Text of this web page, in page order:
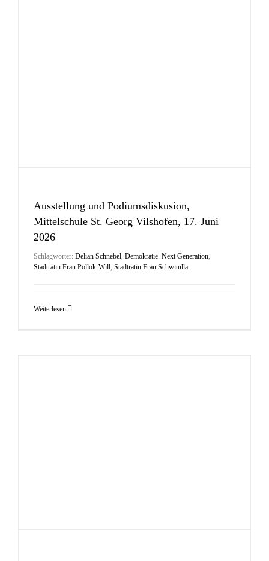
Ausstellung und Podiumsdiskusion,
Mittelschule St. Georg Vilshofen, 17. Juni
2026
Schlagwörter: Delian Schnebel, Demokratie. Next Generation,
Stadträtin Frau Pollok-Will, Stadträtin Frau Schwitulla
Weiterlesen